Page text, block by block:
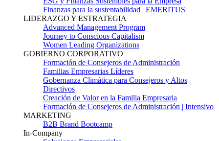
Finanzas para la sustentabilidad | EMERITUS
LIDERAZGO Y ESTRATEGIA
Advanced Management Program
Journey to Conscious Capitalism
Women Leading Organizations
GOBIERNO CORPORATIVO
Formación de Consejeros de Administración
Familias Empresarias Líderes
Gobernanza Climática para Consejeros y Altos
Directivos
Creación de Valor en la Familia Empresaria
Formación de Consejeros de Administración | Intensivo
MARKETING
B2B Brand Bootcamp
In-Company